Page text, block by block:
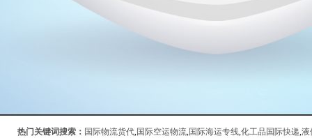
热门关键词搜索： 国际物流货代,国际空运物流,国际海运专线,化工品国际快递,液